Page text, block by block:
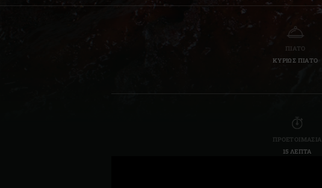
France | France
ΠΙΆΤΟ
ΚΥΡΙΩΣ ΠΙΑΤΟ
ΠΡΟΕΤΟΙΜΑΣΊΑ
15 ΛΕΠΤΆ